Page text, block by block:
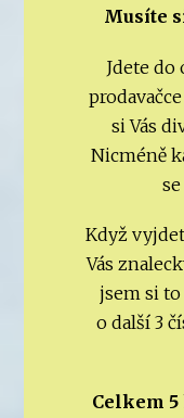
Musíte
Jdete do
si Vás
Nicméně
Když
Vás
jsem si to
o další 3
Celkem